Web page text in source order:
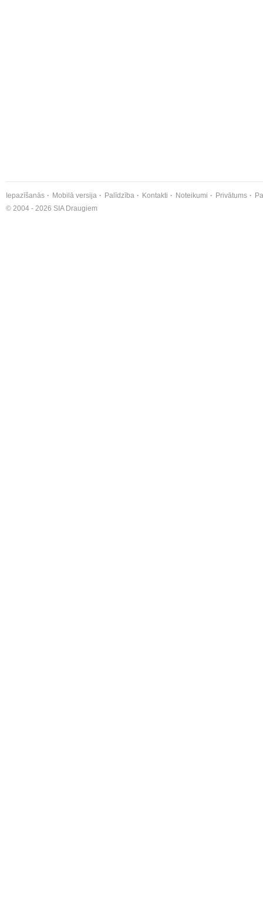
Iepazīšanās Mobilā versija Palīdzība Kontakti Noteikumi Privātums
© 2004 - 2026 SIA Draugiem